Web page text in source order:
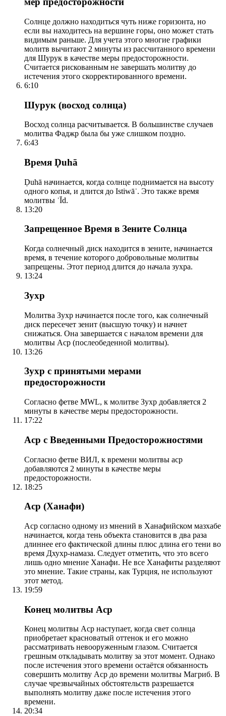
Солнце должно находиться чуть ниже горизонта, но
если вы находитесь на вершине горы, оно может стать
видимым раньше. Для учета этого многие графики
молитв вычитают 2 минуты из рассчитанного времени
для Шурук в качестве меры предосторожности.
Считается рискованным не завершать молитву до
истечения этого скорректированного времени.
6:10
Шурук (восход солнца)
Восход солнца расчитывается. В большинстве случаев
молитва Фаджр была бы уже слишком поздно.
6:43
Время Ḍuhā
Ḍuhā начинается, когда солнце поднимается на высоту
одного копья, и длится до Istiwāʾ. Это также время
молитвы ʿĪd.
13:20
Запрещенное Время в Зените Солнца
Когда солнечный диск находится в зените, начинается
время, в течение которого добровольные молитвы
запрещены. Этот период длится до начала зухра.
13:24
Зухр
Молитва Зухр начинается после того, как солнечный
диск пересечет зенит (высшую точку) и начнет
снижаться. Она завершается с началом времени для
молитвы Аср (послеобеденной молитвы).
13:26
Зухр с принятыми мерами
предосторожности
Согласно фетве MWL, к молитве Зухр добавляется 2
минуты в качестве меры предосторожности.
17:22
Аср с Введенными Предосторожностями
Согласно фетве ВИЛ, к времени молитвы аср
добавляются 2 минуты в качестве меры
предосторожности.
18:25
Аср (Ханафи)
Аср согласно одному из мнений в Ханафийском мазхабе
начинается, когда тень объекта становится в два раза
длиннее его фактической длины плюс длина его тени во
время Дхухр-намаза. Следует отметить, что это всего
лишь одно мнение Ханафи. Не все Ханафиты разделяют
это мнение. Такие страны, как Турция, не используют
этот метод.
19:59
Конец молитвы Аср
Конец молитвы Аср наступает, когда свет солнца
приобретает красноватый оттенок и его можно
рассматривать невооруженным глазом. Считается
грешным откладывать молитву за этот момент. Однако
после истечения этого времени остаётся обязанность
совершить молитву Аср до времени молитвы Магриб. В
случае чрезвычайных обстоятельств разрешается
выполнять молитву даже после истечения этого
времени.
20:34